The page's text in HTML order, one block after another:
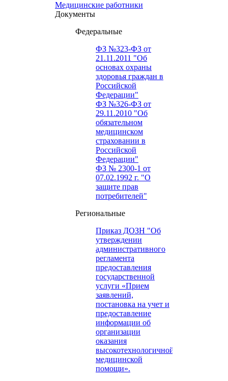
Медицинские работники
Документы
Федеральные
ФЗ №323-ФЗ от
21.11.2011 "Об
основах охраны
здоровья граждан в
Российской
Федерации"
ФЗ №326-ФЗ от
29.11.2010 "Об
обязательном
медицинском
страховании в
Российской
Федерации"
ФЗ № 2300-1 от
07.02.1992 г. "О
защите прав
потребителей"
Региональные
Приказ ДОЗН "Об
утверждении
административного
регламента
предоставления
государственной
услуги «Прием
заявлений,
постановка на учет и
предоставление
информации об
организации
оказания
высокотехнологичной
медицинской
помощи».